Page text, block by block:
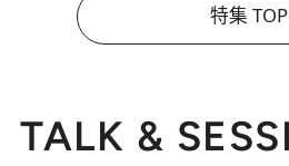
特集 TOP
TALK &